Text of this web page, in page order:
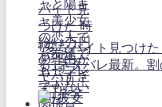
｢変なバイト見つけ
る｣ネタバレ最新。
っぷり！